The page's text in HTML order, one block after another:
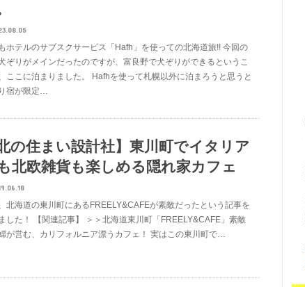
ホテルのサブスクサービス「Hafh」を使っての北海道旅!! 今回の
ぞりがメインだったのですが、富良野で犬ぞりができるというこ
ここに泊まりました。 Hafhを使って札幌以外に泊まろうと思うと
宿が限定…
北の住まい設計社】東川町でイタリア
北欧雑貨も楽しめる隠れ家カフェ
北海道の東川町にあるFREELY&CAFEが素敵だったという記事を
した！ 【関連記事】 ＞＞北海道東川町「FREELY&CAFE」素敵
が営む、カリフォルニア漂うカフェ！ 実はこの東川町で…